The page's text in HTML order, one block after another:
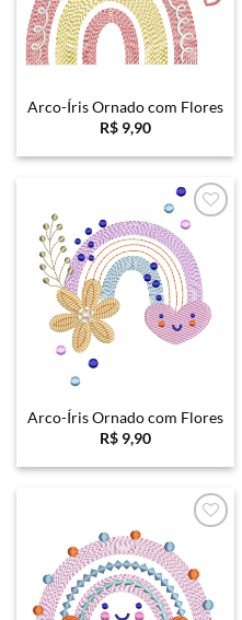
Arco-Íris Ornado com Flores
R$ 9,90
Favoritar
Arco-Íris Ornado com Flores
R$ 9,90
Favoritar